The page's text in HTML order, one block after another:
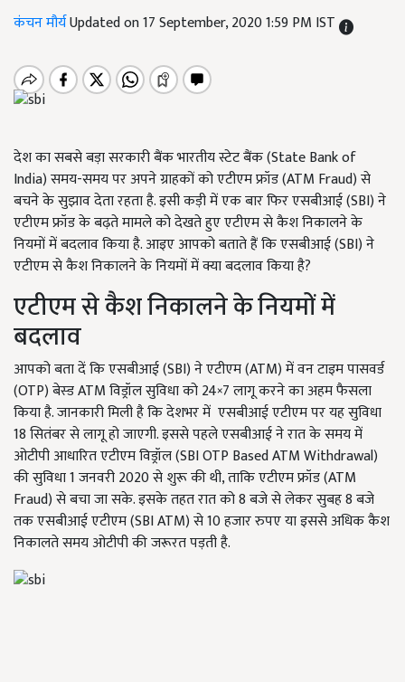
कंचन मौर्यUpdated on 17 September, 2020 1:59 PM IST
देश का सबसे बड़ा सरकारी बैंक भारतीय स्टेट बैंक (State Bank of
India) समय-समय पर अपने ग्राहकों को एटीएम फ्रॉड (ATM Fraud) से
बचने के सुझाव देता रहता है. इसी कड़ी में एक बार फिर एसबीआई (SBI) ने
एटीएम फ्रॉड के बढ़ते मामले को देखते हुए एटीएम से कैश निकालने के
नियमों में बदलाव किया है. आइए आपको बताते हैं कि एसबीआई (SBI) ने
एटीएम से कैश निकालने के नियमों में क्या बदलाव किया है?
एटीएम से कैश निकालने के नियमों में
बदलाव
आपको बता दें कि एसबीआई (SBI) ने एटीएम (ATM) में वन टाइम पासवर्ड
(OTP) बेस्ड ATM विड्रॉल सुविधा को 24×7 लागू करने का अहम फैसला
किया है. जानकारी मिली है कि देशभर में एसबीआई एटीएम पर यह सुविधा
18 सितंबर से लागू हो जाएगी. इससे पहले एसबीआई ने रात के समय में
ओटीपी आधारित एटीएम विड्रॉल (SBI OTP Based ATM Withdrawal)
की सुविधा 1 जनवरी 2020 से शुरू की थी, ताकि एटीएम फ्रॉड (ATM
Fraud) से बचा जा सके. इसके तहत रात को 8 बजे से लेकर सुबह 8 बजे
तक एसबीआई एटीएम (SBI ATM) से 10 हजार रुपए या इससे अधिक कैश
निकालते समय ओटीपी की जरूरत पड़ती है.